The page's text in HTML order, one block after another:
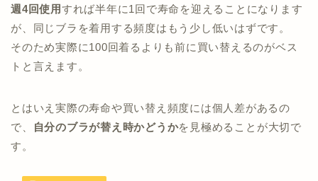
週4回使用すれば半年に1回で寿命を迎えることになります
が、同じブラを着用する頻度はもう少し低いはずです。
そのため実際に100回着るよりも前に買い替えるのがベス
トと言えます。
とはいえ実際の寿命や買い替え頻度には個人差があるの
で、
自分のブラが替え時かどうかを見極めることが大切で
す。